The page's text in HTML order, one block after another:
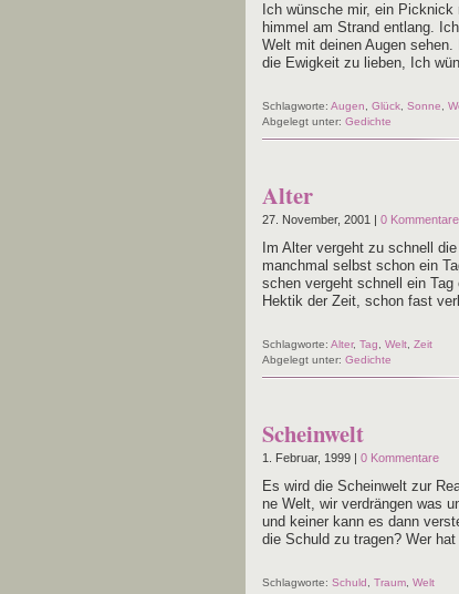
Ich wün­sche mir, ein
him­mel am Strand ent­lang.
Welt mit dei­nen Augen
die Ewig­keit zu lie­ben, Ich
Schlagworte: Augen Glück Sonne
Abgelegt unter: Gedichte
Alter
27. November, 2001 | 0 Kommentare
Im Alter ver­geht zu schnell
manch­mal selbst schon ein
schen ver­geht schnell ein
Hek­tik der Zeit, schon fast
Schlagworte: Alter, Tag Welt Zeit
Abgelegt unter: Gedichte
Scheinwelt
1. Februar, 1999 | 0 Kommentare
Es wird die Schein­welt zur
ne Welt, wir ver­drän­gen was
und kei­ner kann es dann
die Schuld zu tra­gen? Wer
Schlagworte: Schuld Traum Welt